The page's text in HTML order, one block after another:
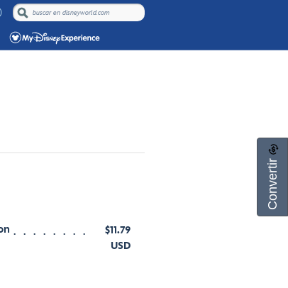
$11.79
USD
Convertir